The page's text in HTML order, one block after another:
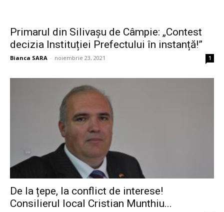
Primarul din Silivașu de Câmpie: „Contest
decizia Instituției Prefectului în instanță!”
Bianca SARA - noiembrie 23, 2021 1
De la țepe, la conflict de interese!
Consilierul local Cristian Munthiu...